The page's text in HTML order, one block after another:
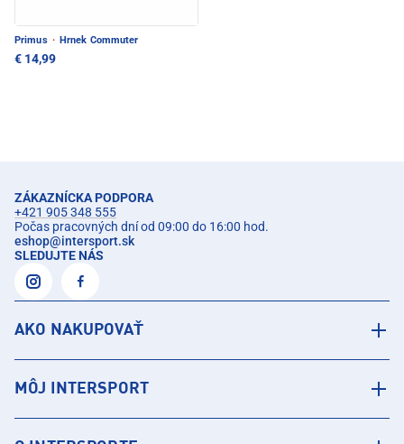
Primus · Hrnek Commuter
€ 14,99
ZÁKAZNÍCKA PODPORA
+421 905 348 555
Počas pracovných dní od 09:00 do 16:00 hod.
eshop@intersport.sk
SLEDUJTE NÁS
AKO NAKUPOVAŤ
MÔJ INTERSPORT